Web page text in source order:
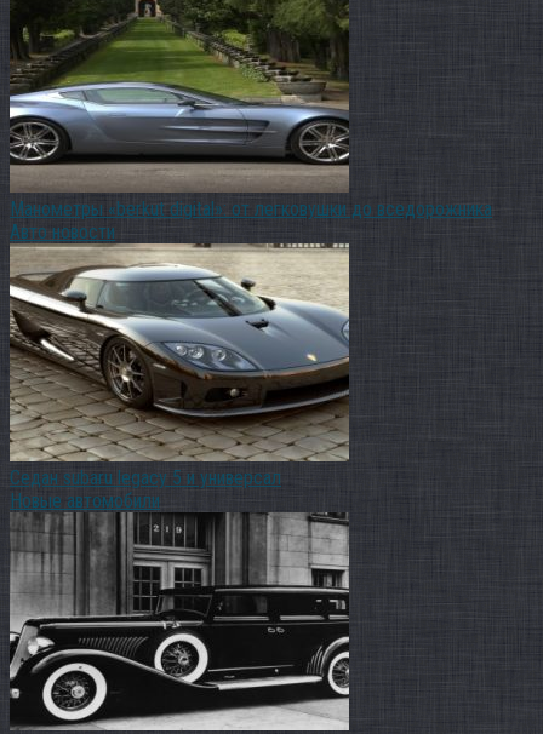
Манометры «berkut digital»: от легковушки до вседорожника
Авто новости
Седан subaru legacy 5 и универсал
Новые автомобили